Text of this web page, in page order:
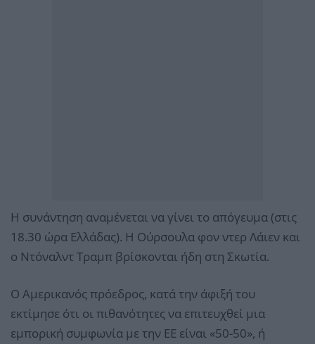
Η συνάντηση αναμένεται να γίνει το απόγευμα (στις
18.30 ώρα Ελλάδας). Η Ούρσουλα φον ντερ Λάιεν και
ο Ντόναλντ Τραμπ βρίσκονται ήδη στη Σκωτία.
Ο Αμερικανός πρόεδρος, κατά την άφιξή του
εκτίμησε ότι οι πιθανότητες να επιτευχθεί μια
εμπορική συμφωνία με την ΕΕ είναι «50-50», ή